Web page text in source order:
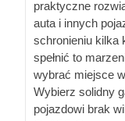
praktyczne
auta i innych
schronieniu kilka
spełnić to
wybrać miejsce
Wybierz solidny
pojazdowi brak